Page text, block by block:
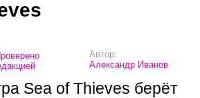
Автор:
Александр Иванов
Sea of Thieves берёт